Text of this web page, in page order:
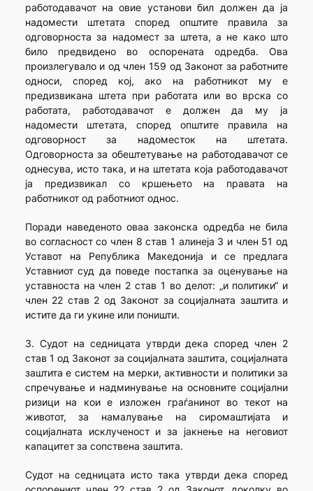
работодавачот на овие установи бил должен да ја
надомести штетата според општите правила за
одговорноста за надомест за штета, а не како што
било предвидено во оспорената одредба. Ова
произлегувало и од член 159 од Законот за работните
односи, според кој, ако на работникот му е
предизвикана штета при работата или во врска со
работата, работодавачот е должен да му ја
надомести штетата, според општите правила на
одговорност за надоместок на штетата.
Одговорноста за обештетување на работодавачот се
однесува, исто така, и на штетата која работодавачот
ја предизвикал со кршењето на правата на
работникот од работниот однос.
Поради наведеното оваа законска одредба не била
во согласност со член 8 став 1 алинеја 3 и член 51 од
Уставот на Република Македонија и се предлага
Уставниот суд да поведе постапка за оценување на
уставноста на член 2 став 1 во делот: „и политики“ и
член 22 став 2 од Законот за социјалната заштита и
истите да ги укине или поништи.
3. Судот на седницата утврди дека според член 2
став 1 од Законот за социјалната заштита, социјалната
заштита е систем на мерки, активности и политики за
спречување и надминување на основните социјални
ризици на кои е изложен граѓанинот во текот на
животот, за намалување на сиромаштијата и
социјалната исклученост и за јакнење на неговиот
капацитет за сопствена заштита.
Судот на седницата исто така утврди дека според